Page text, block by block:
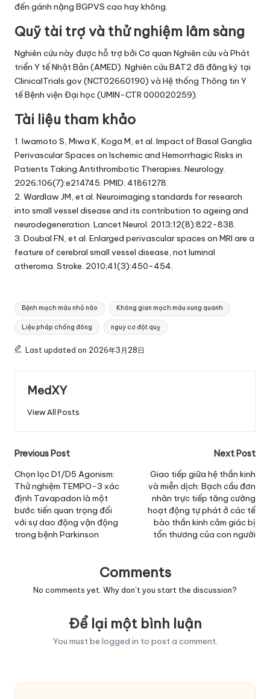
đến gánh nặng BGPVS cao hay không.
Quỹ tài trợ và thử nghiệm lâm sàng
Nghiên cứu này được hỗ trợ bởi Cơ quan Nghiên cứu và Phát
triển Y tế Nhật Bản (AMED). Nghiên cứu BAT2 đã đăng ký tại
ClinicalTrials.gov (NCT02660190) và Hệ thống Thông tin Y
tế Bệnh viện Đại học (UMIN-CTR 000020259).
Tài liệu tham khảo
1. Iwamoto S, Miwa K, Koga M, et al. Impact of Basal Ganglia
Perivascular Spaces on Ischemic and Hemorrhagic Risks in
Patients Taking Antithrombotic Therapies. Neurology.
2026;106(7):e214745. PMID: 41861278.
2. Wardlaw JM, et al. Neuroimaging standards for research
into small vessel disease and its contribution to ageing and
neurodegeneration. Lancet Neurol. 2013;12(8):822-838.
3. Doubal FN, et al. Enlarged perivascular spaces on MRI are a
feature of cerebral small vessel disease, not luminal
atheroma. Stroke. 2010;41(3):450-454.
Tags:
Bệnh mạch máu nhỏ não Không gian mạch máu xung quanh
Liệu pháp chống đông nguy cơ đột quỵ
Last updated on 2026年3月28日
MedXY
View All Posts
Post
navigation
Previous Post
Chọn lọc D1/D5 Agonism:
Thử nghiệm TEMPO-3 xác
định Tavapadon là một
bước tiến quan trọng đối
với sự dao động vận động
trong bệnh Parkinson
Next Post
Giao tiếp giữa hệ thần kinh
và miễn dịch: Bạch cầu đơn
nhân trực tiếp tăng cường
hoạt động tự phát ở các tế
bào thần kinh cảm giác bị
tổn thương của con người
Comments
No comments yet. Why don’t you start the discussion?
Để lại một bình luận
You must be logged in to post a comment.